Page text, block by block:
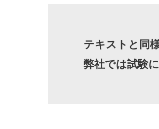
テキストと同
弊社では試験